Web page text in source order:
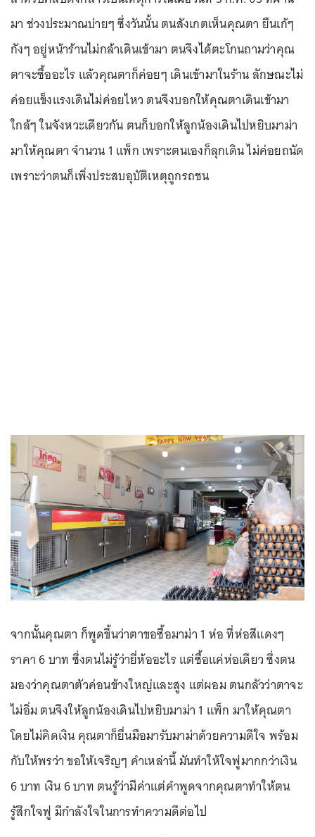
มา ช่วงประมาณบ่ายๆ ซึ่งวันนั้น ตนสังเกตเห็นคุณตา ยืนเก้ๆ
กังๆ อยู่หน้าร้านไม่กล้าเดินเข้ามา ตนจึงได้ตะโกนถามว่าคุณ
ตาจะซื้ออะไร แล้วคุณตาก็ค่อยๆ เดินเข้ามาในร้าน ลักษณะไม่
ค่อยแข็งแรงเดินไม่ค่อยไหว ตนจึงบอกให้คุณตาเดินเข้ามา
ใกล้ๆ ในจังหวะเดียวกัน ตนก็บอกให้ลูกน้องเดินไปหยิบมาม่า
มาให้คุณตา จำนวน 1 แพ็ก เพราะตนเองก็ลุกเดิน ไม่ค่อยถนัด
เพราะว่าตนก็เพิ่งประสบอุบัติเหตุถูกรถชน
จากนั้นคุณตา ก็พูดขึ้นว่าตาขอซื้อมาม่า 1 ห่อ ที่ห่อสีแดงๆ
ราคา 6 บาท ซึ่งตนไม่รู้ว่ายี่ห้ออะไร แต่ซื้อแค่ห่อเดียว ซึ่งตน
มองว่าคุณตาตัวค่อนข้างใหญ่และสูง แต่ผอม ตนกลัวว่าตาจะ
ไม่อิ่ม ตนจึงให้ลูกน้องเดินไปหยิบมาม่า 1 แพ็ก มาให้คุณตา
โดยไม่คิดเงิน คุณตาก็ยื่นมือมารับมาม่าด้วยความดีใจ พร้อม
กับให้พรว่า ขอให้เจริญๆ คำเหล่านี้ มันทำให้ใจฟูมากกว่าเงิน
6 บาท เงิน 6 บาท ตนรู้ว่ามีค่าแต่คำพูดจากคุณตาทำให้ตน
รู้สึกใจฟู มีกำลังใจในการทำความดีต่อไป